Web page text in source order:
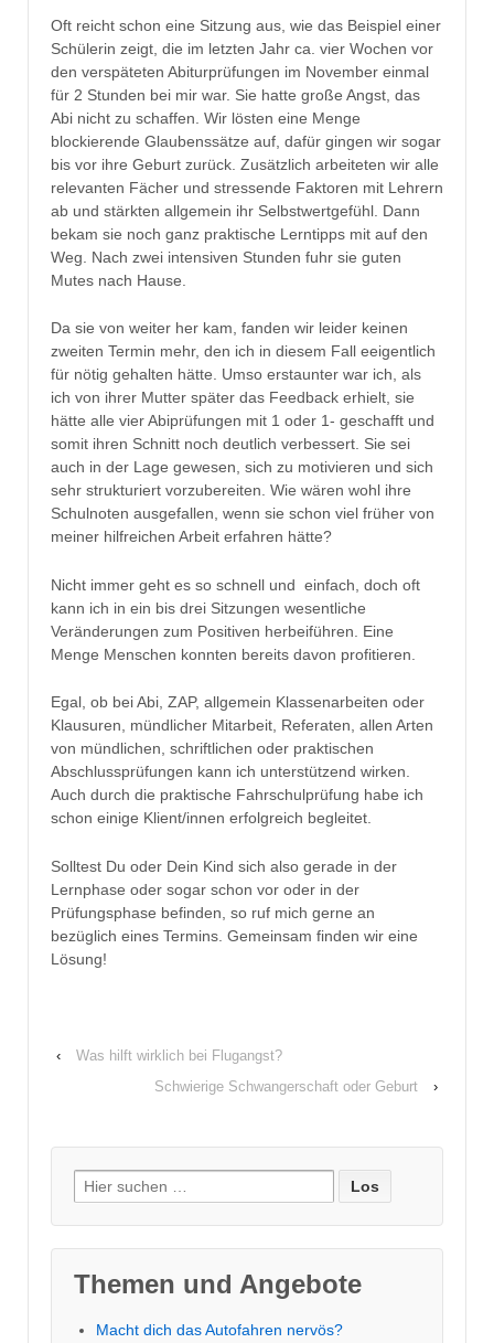
Oft reicht schon eine Sitzung aus, wie das Beispiel einer
Schülerin zeigt, die im letzten Jahr ca. vier Wochen vor
den verspäteten Abiturprüfungen im November einmal
für 2 Stunden bei mir war. Sie hatte große Angst, das
Abi nicht zu schaffen. Wir lösten eine Menge
blockierende Glaubenssätze auf, dafür gingen wir sogar
bis vor ihre Geburt zurück. Zusätzlich arbeiteten wir alle
relevanten Fächer und stressende Faktoren mit Lehrern
ab und stärkten allgemein ihr Selbstwertgefühl. Dann
bekam sie noch ganz praktische Lerntipps mit auf den
Weg. Nach zwei intensiven Stunden fuhr sie guten
Mutes nach Hause.
Da sie von weiter her kam, fanden wir leider keinen
zweiten Termin mehr, den ich in diesem Fall eeigentlich
für nötig gehalten hätte. Umso erstaunter war ich, als
ich von ihrer Mutter später das Feedback erhielt, sie
hätte alle vier Abiprüfungen mit 1 oder 1- geschafft und
somit ihren Schnitt noch deutlich verbessert. Sie sei
auch in der Lage gewesen, sich zu motivieren und sich
sehr strukturiert vorzubereiten. Wie wären wohl ihre
Schulnoten ausgefallen, wenn sie schon viel früher von
meiner hilfreichen Arbeit erfahren hätte?
Nicht immer geht es so schnell und einfach, doch oft
kann ich in ein bis drei Sitzungen wesentliche
Veränderungen zum Positiven herbeiführen. Eine
Menge Menschen konnten bereits davon profitieren.
Egal, ob bei Abi, ZAP, allgemein Klassenarbeiten oder
Klausuren, mündlicher Mitarbeit, Referaten, allen Arten
von mündlichen, schriftlichen oder praktischen
Abschlussprüfungen kann ich unterstützend wirken.
Auch durch die praktische Fahrschulprüfung habe ich
schon einige Klient/innen erfolgreich begleitet.
Solltest Du oder Dein Kind sich also gerade in der
Lernphase oder sogar schon vor oder in der
Prüfungsphase befinden, so ruf mich gerne an
bezüglich eines Termins. Gemeinsam finden wir eine
Lösung!
‹
Was hilft wirklich bei Flugangst?
Schwierige Schwangerschaft oder Geburt
›
Suche
nach:
Themen und Angebote
Macht dich das Autofahren nervös?